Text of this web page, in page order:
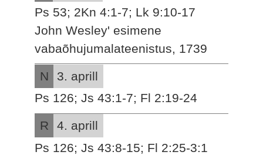
Ps 53; 2Kn 4:1-7; Lk 9:10-17
John Wesley' esimene
vabaõhujumalateenistus, 1739
N
3. aprill
Ps 126; Js 43:1-7; Fl 2:19-24
R
4. aprill
Ps 126; Js 43:8-15; Fl 2:25-3:1